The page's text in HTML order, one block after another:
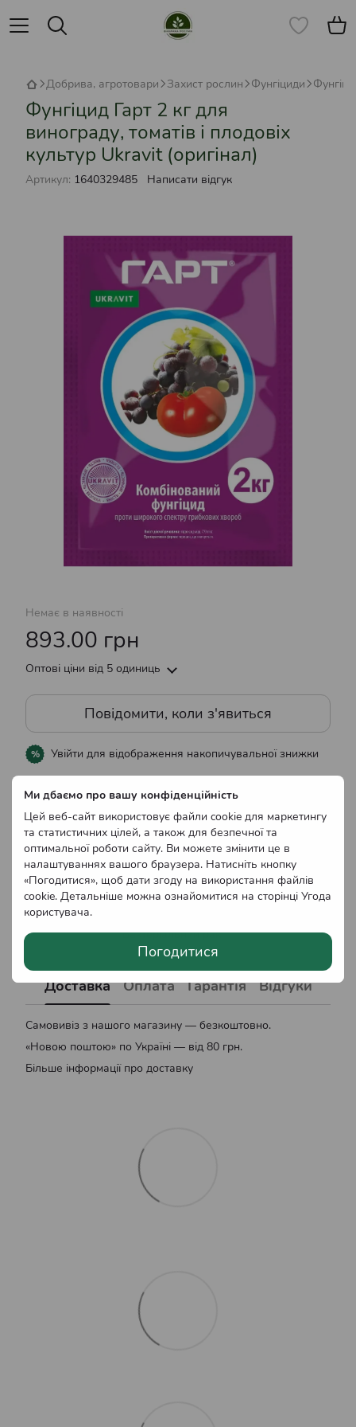
Ми дбаємо про вашу конфіденційність
Цей веб-сайт використовує файли cookie для маркетингу
та статистичних цілей, а також для безпечної та
оптимальної роботи сайту. Ви можете змінити це в
налаштуваннях вашого браузера. Натисніть кнопку
«Погодитися», щоб дати згоду на використання файлів
cookie. Детальніше можна ознайомитися на сторінці Угода
користувача.
Погодитися
Добрива, агротовари Захист рослин Фунгіциди
Фунгіцид Гарт 2 кг для
винограду, томатів і плодовіх
культур Ukravit (оригінал)
Артикул: 1640329485 Написати відгук
Немає в наявності
893.00 грн
Оптові ціни від 5 одиниць
Повідомити, коли з'явиться
% Увійти для відображення накопичувальної знижки
До обраного Порівняти
Характеристики
Захворювання
рослини
Альтернаріоз, Парша, Моніліоз,
Мілдью, Макроспоріоз, Фітофтороз,
Бактеріальний рак
Доставка Оплата Гарантія Відгуки
Самовивіз з нашого магазину — безкоштовно.
«Новою поштою» по Україні — від 80 грн.
Більше інформації про доставку